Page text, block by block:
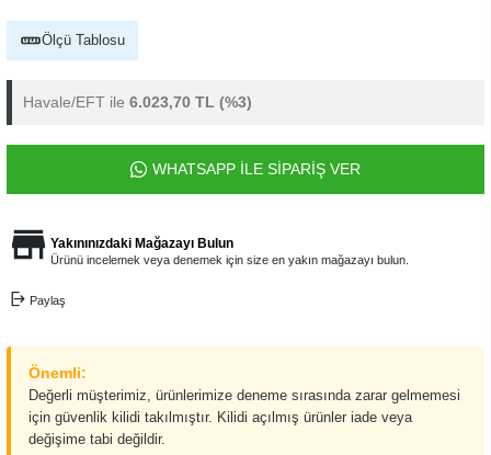
Ölçü Tablosu
Havale/EFT ile 6.023,70 TL (%3)
WHATSAPP İLE SİPARİŞ VER
Yakınınızdaki Mağazayı Bulun
Ürünü incelemek veya denemek için size en yakın mağazayı bulun.
Paylaş
Önemli:
Değerli müşterimiz, ürünlerimize deneme sırasında zarar gelmemesi
için güvenlik kilidi takılmıştır. Kilidi açılmış ürünler iade veya
değişime tabi değildir.